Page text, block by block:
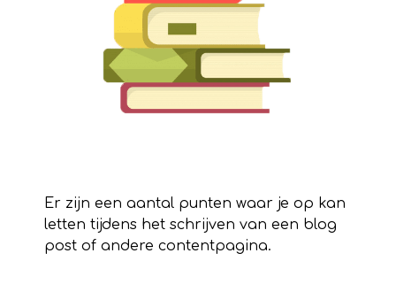
Er zijn een aantal punten waar je op kan
letten tijdens het schrijven van een blog
post of andere contentpagina.